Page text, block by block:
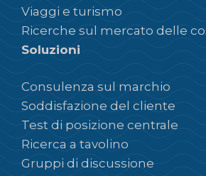
Viaggi e turismo
Ricerche sul mercato delle
Soluzioni
Consulenza sul marchio
Soddisfazione del cliente
Test di posizione centrale
Ricerca a tavolino
Gruppi di discussione